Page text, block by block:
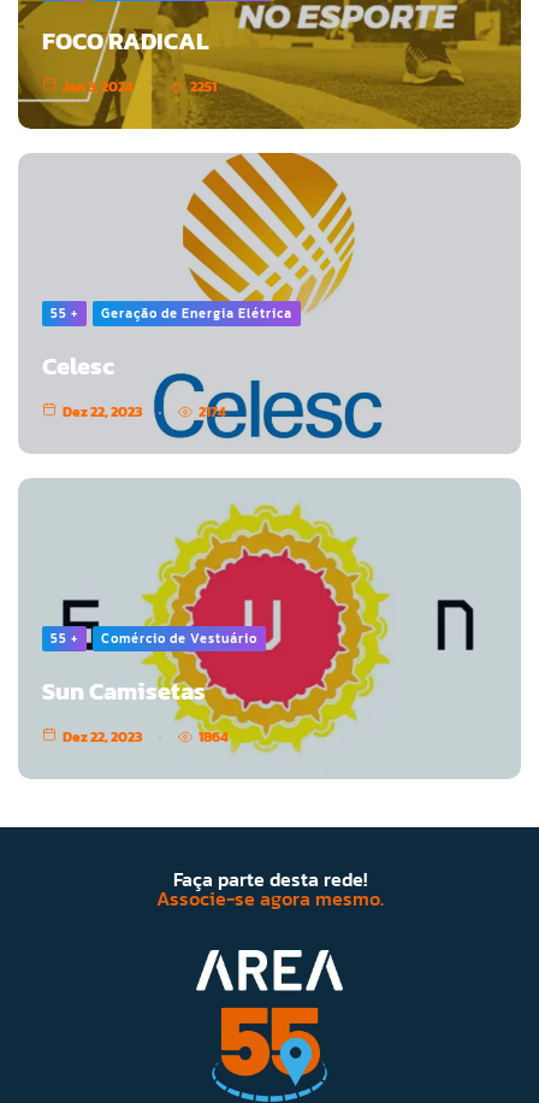
FOCO RADICAL
Jan 3, 2024 2251
55 + Geração de Energia Elétrica
Celesc
Dez 22, 2023 2174
55 + Comércio de Vestuário
Sun Camisetas
Dez 22, 2023 1864
Faça parte desta rede!
Associe-se agora mesmo.